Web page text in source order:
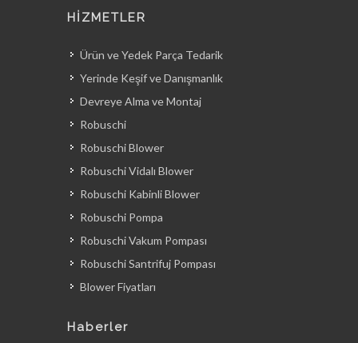
HİZMETLER
Ürün ve Yedek Parça Tedarik
Yerinde Keşif ve Danışmanlık
Devreye Alma ve Montaj
Robuschi
Robuschi Blower
Robuschi Vidalı Blower
Robuschi Kabinli Blower
Robuschi Pompa
Robuschi Vakum Pompası
Robuschi Santrifuj Pompası
Blower Fiyatları
Haberler